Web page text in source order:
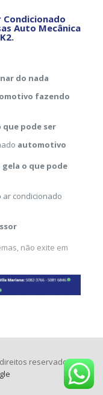
Auto Mecânica
do nada
fazendo
que pode ser
automotivo
o que pode
ar condicionado
não exite em
reservados